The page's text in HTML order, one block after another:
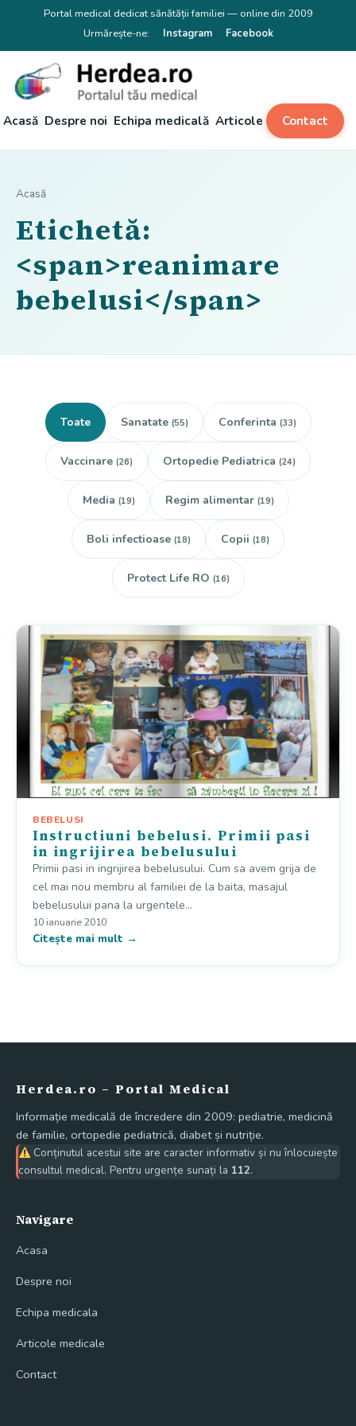
Portal medical dedicat sănătății familiei — online din 2009
Urmărește-ne:
Instagram Facebook
Acasă Despre noi Echipa medicală Articole Contact
Acasă
Etichetă:
<span>reanimare
bebelusi</span>
Toate Sanatate (55) Conferinta (33)
Vaccinare (26) Ortopedie Pediatrica (24)
Media (19) Regim alimentar (19)
Boli infectioase (18) Copii (18)
Protect Life RO (16)
BEBELUSI
Instructiuni bebelusi. Primii pasi
in ingrijirea bebelusului
Primii pasi in ingrijirea bebelusului. Cum sa avem grija de
cel mai nou membru al familiei de la baita, masajul
bebelusului pana la urgentele…
10 ianuarie 2010
Citește mai mult →
Herdea.ro – Portal Medical
Informație medicală de încredere din 2009: pediatrie, medicină
de familie, ortopedie pediatrică, diabet și nutriție.
Conținutul acestui site are caracter informativ și nu înlocuiește
consultul medical. Pentru urgențe sunați la 112.
Navigare
Acasa
Despre noi
Echipa medicala
Articole medicale
Contact